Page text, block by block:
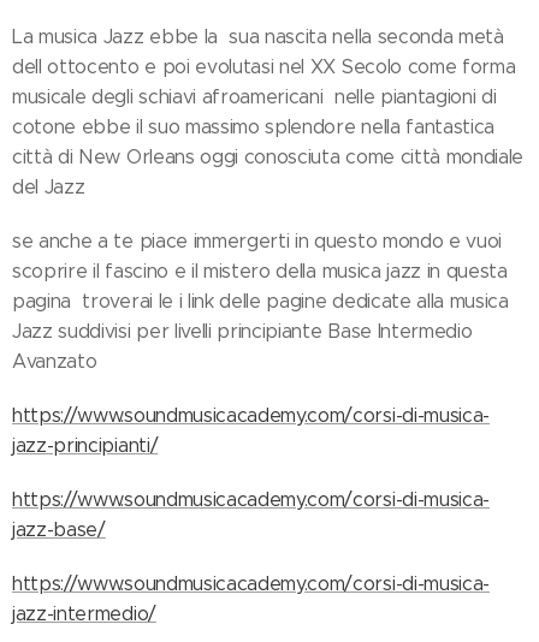
La musica Jazz ebbe la sua nascita nella seconda metà
dell ottocento e poi evolutasi nel XX Secolo come forma
musicale degli schiavi afroamericani nelle piantagioni di
cotone ebbe il suo massimo splendore nella fantastica
città di New Orleans oggi conosciuta come città mondiale
del Jazz
se anche a te piace immergerti in questo mondo e vuoi
scoprire il fascino e il mistero della musica jazz in questa
pagina troverai le i link delle pagine dedicate alla musica
Jazz suddivisi per livelli principiante Base Intermedio
Avanzato
https://www.soundmusicacademy.com/corsi-di-musica-
jazz-principianti/
https://www.soundmusicacademy.com/corsi-di-musica-
jazz-base/
https://www.soundmusicacademy.com/corsi-di-musica-
jazz-intermedio/